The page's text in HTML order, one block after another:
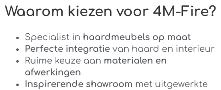
Waarom kiezen voor 4M-Fire?
Specialist in haardmeubels op maat
Perfecte integratie van haard en interieur
Ruime keuze aan materialen en
afwerkingen
Inspirerende showroom met uitgewerkte